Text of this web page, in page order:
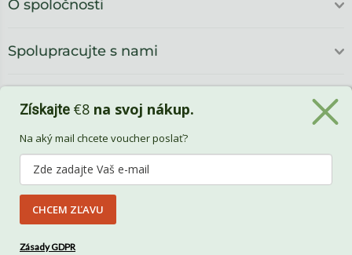
O spoločnosti
Spolupracujte s nami
Benlemi
Získajte €8 na svoj nákup.
Na aký mail chcete voucher poslať?
CHCEM ZĽAVU
Zásady GDPR